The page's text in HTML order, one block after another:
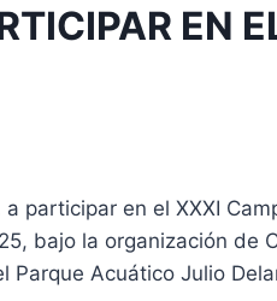
EN
participar en el XXXI
bajo la organización de
Parque Acuático Julio